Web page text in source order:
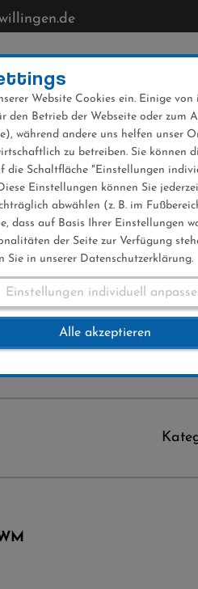
Website Cookies ein. Einige von
den Betrieb der Webseite oder zum
während andere uns helfen unser
zu betreiben. Sie können
die Schaltfläche "Einstellungen
Einstellungen können Sie
abwählen (z. B. im
dass auf Basis Ihrer Einstellungen
der Seite zur Verfügung
Sie in unserer Datenschutzerklärung.
Einstellungen individuell
Alle akzeptieren